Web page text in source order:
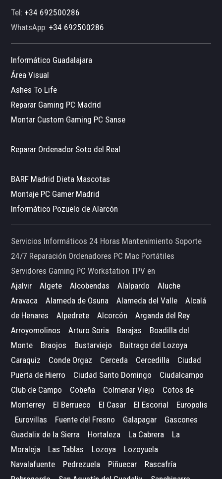
Tel:+34 692500286
WhatsApp:+34 692500286
Informático Guadalajara
Área Visual
Ashes To Life
Reparar Gaming PC Madrid
Montar Custom Gaming PC Sanse
Reparar Ordenador Soto del Real
BARF Madrid Dieta Mascotas
Montaje PC Gamer Madrid
Informático Pozuelo de Alarcón
Servicios Informáticos 24 Horas Mantenimiento Soporte
24/7 Reparación Ordenadores PC Mac Portátiles
Servidores Gaming PC Workstation TPV en
Ajalvir
Algete Alcobendas Alalpardo
Aluche
Aravaca
Alameda de Osuna Alameda del Valle
Alcalá
de Henares
Alpedrete Alcorcón
Arganda del Rey
Arroyomolinos
Arturo Soria Barajas
Boadilla del
Monte
Braojos Bustarviejo
Buitrago del Lozoya
Caraquiz
Conde Orgaz Cerceda Cercedilla
Ciudad
Puerta de Hierro
Ciudad Santo Domingo
Ciudalcampo
Club de Campo
Cobeña Colmenar Viejo
Cotos de
Monterrey
El Berrueco El Casar El Escorial
Europolis
Eurovillas
Fuente del Fresno Galapagar
Gascones
Guadalix de la Sierra
Hortaleza La Cabrera
La
Moraleja
Las Tablas Lozoya
Lozoyuela
Navalafuente
Pedrezuela Piñuecar
Rascafría